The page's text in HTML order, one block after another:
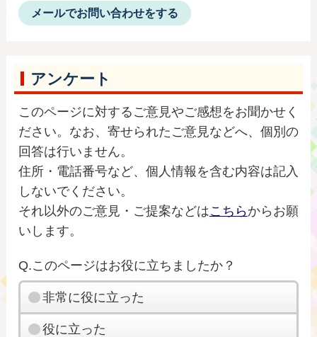
メールでお問い合わせをする
アンケート
このページに対するご意見やご感想をお聞かせく
ださい。なお、寄せられたご意見などへ、個別の
回答は行いません。
住所・電話番号など、個人情報を含む内容は記入
しないでください。
それ以外のご意見・ご提案などはこちらからお願
いします。
Q.このページはお役に立ちましたか？
非常に役に立った
役に立った